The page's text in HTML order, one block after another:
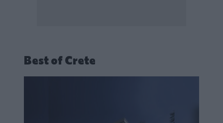
Best of Crete